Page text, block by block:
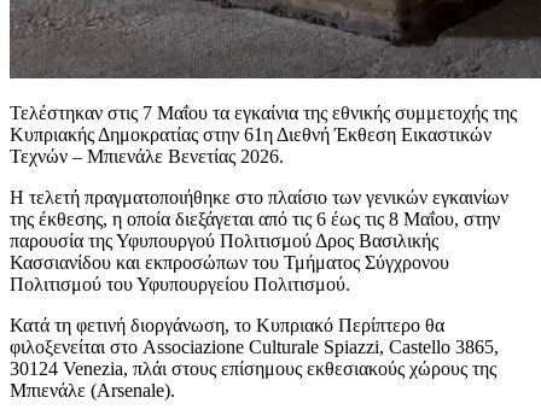
Τελέστηκαν στις 7 Μαΐου τα εγκαίνια της εθνικής συμμετοχής της
Κυπριακής Δημοκρατίας στην 61η Διεθνή Έκθεση Εικαστικών
Τεχνών – Μπιενάλε Βενετίας 2026.
Η τελετή πραγματοποιήθηκε στο πλαίσιο των γενικών εγκαινίων
της έκθεσης, η οποία διεξάγεται από τις 6 έως τις 8 Μαΐου, στην
παρουσία της Υφυπουργού Πολιτισμού Δρος Βασιλικής
Κασσιανίδου και εκπροσώπων του Τμήματος Σύγχρονου
Πολιτισμού του Υφυπουργείου Πολιτισμού.
Κατά τη φετινή διοργάνωση, το Κυπριακό Περίπτερο θα
φιλοξενείται στο Associazione Culturale Spiazzi, Castello 3865,
30124 Venezia, πλάι στους επίσημους εκθεσιακούς χώρους της
Μπιενάλε (Arsenale).